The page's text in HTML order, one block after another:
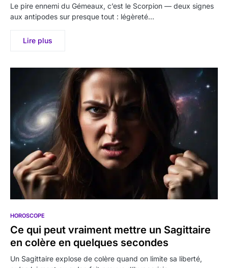
Le pire ennemi du Gémeaux, c’est le Scorpion — deux signes
aux antipodes sur presque tout : légèreté…
Lire plus
HOROSCOPE
Ce qui peut vraiment mettre un Sagittaire
en colère en quelques secondes
Un Sagittaire explose de colère quand on limite sa liberté,